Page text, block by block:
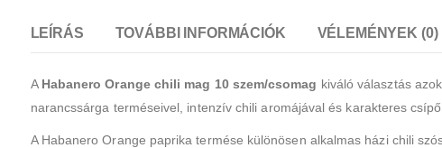
LEÍRÁS TOVÁBBI INFORMÁCIÓK VÉLEMÉNYEK (0)
A Habanero Orange chili mag 10 szem/csomag kiváló választás
narancssárga terméseivel, intenzív chili aromájával és karakteres
A Habanero Orange paprika termése különösen alkalmas házi chili